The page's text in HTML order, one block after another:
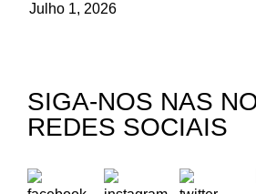
Julho 1, 2026
SIGA-NOS NAS
REDES SOCIAIS